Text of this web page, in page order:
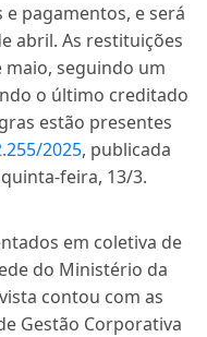
pagamentos, e será
abril. As restituições
maio, seguindo um
o último creditado
estão presentes
2025, publicada
feira, 13/3.
em coletiva de
do Ministério da
contou com as
Gestão Corporativa